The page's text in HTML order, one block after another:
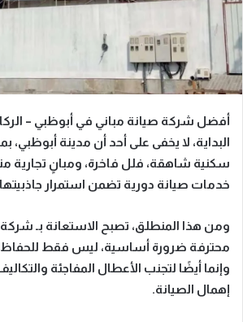
أفضل شركة صيانة مباني في أبوظبي –
البداية، لا يخفى على أحد أن مدينة أبوظبي،
سكنية شاهقة، فلل فاخرة، ومبانٍ تجارية
خدمات صيانة دورية تضمن استمرار
ومن هذا المنطلق، تصبح الاستعانة بـ شركة
محترفة ضرورة أساسية، ليس فقط للحفاظ
وإنما أيضًا لتجنب الأعطال المفاجئة
إهمال الصيانة.